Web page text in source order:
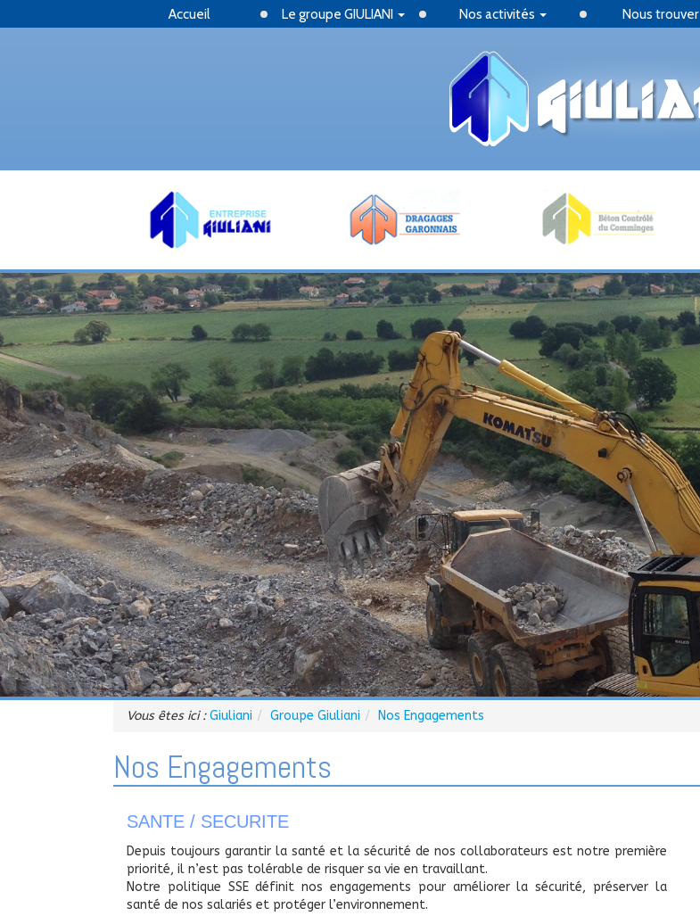
Accueil Le groupe GIULIANI Nos activités Nous trouver
Vous êtes ici :Giuliani Groupe Giuliani Nos Engagements
Nos Engagements
SANTE / SECURITE
Depuis toujours garantir la santé et la sécurité de nos collaborateurs est notre première
priorité, il n’est pas tolérable de risquer sa vie en travaillant.
Notre politique SSE définit nos engagements pour améliorer la sécurité, préserver la
santé de nos salariés et protéger l’environnement.